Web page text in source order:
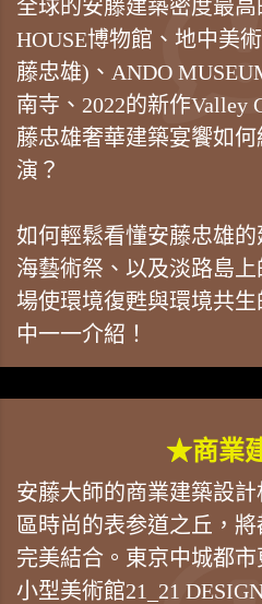
全球的安藤建築密度最高
HOUSE博物館、地中美
藤忠雄)、ANDO
南寺、2022的新作
藤忠雄奢華建築宴饗如
演？
如何輕鬆看懂安藤忠雄
海藝術祭、以及淡路島
場使環境復甦與環境共
中一一介紹！
★商業
安藤大師的商業建築設
區時尚的表参道之丘，
完美結合。東京中城都
小型美術館21_21